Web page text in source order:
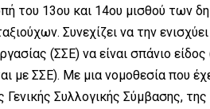
του 13ου και 14ου μισθού των
Συνεχίζει να την
(ΣΣΕ) να είναι σπάνιο
με ΣΣΕ). Με μια νομοθεσία που
Γενικής Συλλογικής Σύμβασης,